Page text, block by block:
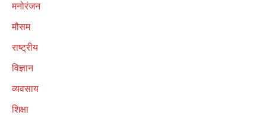
मनोरंजन
मौसम
राष्ट्रीय
विज्ञान
व्यवसाय
शिक्षा